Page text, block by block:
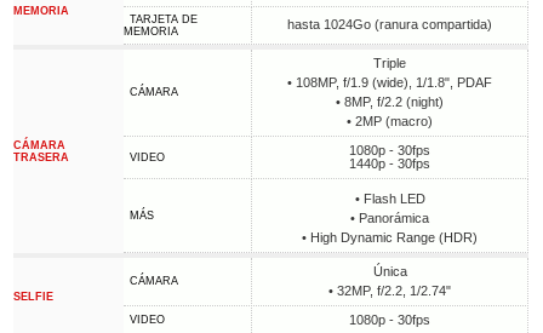
MEMORIA
TARJETA DE
MEMORIA
hasta 1024Go (ranura compartida)
CÁMARA
TRASERA
CÁMARA
Triple
• 108MP, f/1.9 (wide), 1/1.8", PDAF
• 8MP, f/2.2 (night)
• 2MP (macro)
VIDEO
1080p - 30fps
1440p - 30fps
MÁS
• Flash LED
• Panorámica
• High Dynamic Range (HDR)
SELFIE
CÁMARA
Única
• 32MP, f/2.2, 1/2.74"
VIDEO 1080p - 30fps